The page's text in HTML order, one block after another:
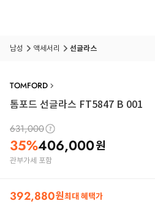
남성 액세서리 선글라스
TOMFORD
톰포드 선글라스 FT5847 B 001
631,000
35%406,000원
관부가세 포함
392,880원최대 혜택가